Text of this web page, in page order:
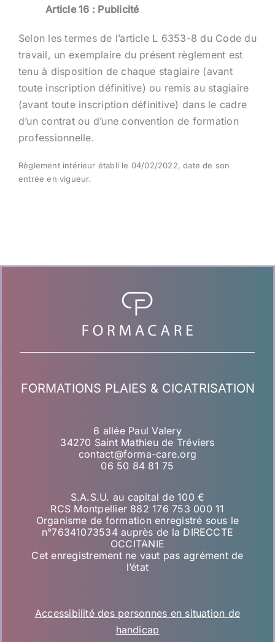
Article 16 : Publicité
Selon les termes de l’article L 6353-8 du Code du
travail, un exemplaire du présent règlement est
tenu à disposition de chaque stagiaire (avant
toute inscription définitive) ou remis au stagiaire
(avant toute inscription définitive) dans le cadre
d’un contrat ou d’une convention de formation
professionnelle.
Règlement intérieur établi le 04/02/2022, date de son
entrée en vigueur.
FORMATIONS PLAIES & CICATRISATION
6 allée Paul Valery
34270 Saint Mathieu de Tréviers
contact@forma-care.org
06 50 84 81 75
S.A.S.U. au capital de 100 €
RCS Montpellier 882 176 753 000 11
Organisme de formation enregistré sous le
n°76341073534 auprès de la DIRECCTE
OCCITANIE
Cet enregistrement ne vaut pas agrément de
l’état
Accessibilité des personnes en situation de
handicap